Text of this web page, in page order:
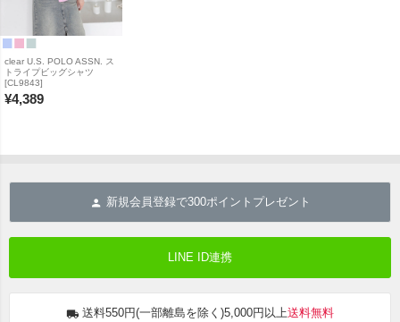
clear U.S. POLO ASSN. ス
トライプビッグシャツ
[CL9843]
¥4,389
新規会員登録で300ポイントプレゼント
LINE ID連携
送料550円(一部離島を除く)5,000円以上送料無料